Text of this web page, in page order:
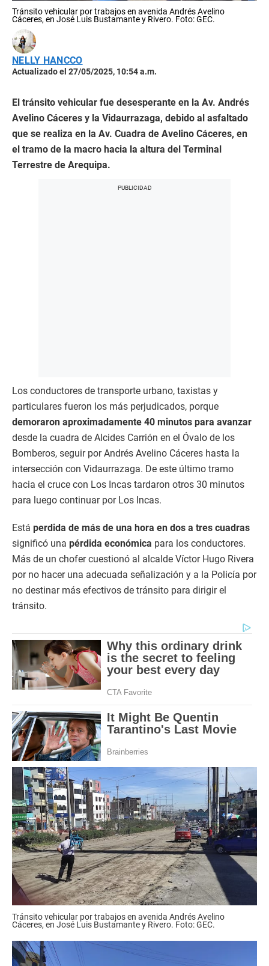
Tránsito vehicular por trabajos en avenida Andrés Avelino
Cáceres, en José Luis Bustamante y Rivero. Foto: GEC.
NELLY HANCCO
Actualizado el 27/05/2025, 10:54 a.m.
El tránsito vehicular fue desesperante en la Av. Andrés
Avelino Cáceres y la Vidaurrazaga, debido al asfaltado
que se realiza en la Av. Cuadra de Avelino Cáceres, en
el tramo de la macro hacia la altura del Terminal
Terrestre de Arequipa.
Los conductores de transporte urbano, taxistas y
particulares fueron los más perjudicados, porque
demoraron aproximadamente 40 minutos para avanzar
desde la cuadra de Alcides Carrión en el Óvalo de los
Bomberos, seguir por Andrés Avelino Cáceres hasta la
intersección con Vidaurrazaga. De este último tramo
hacia el cruce con Los Incas tardaron otros 30 minutos
para luego continuar por Los Incas.
Está perdida de más de una hora en dos a tres cuadras
significó una pérdida económica para los conductores.
Más de un chofer cuestionó al alcalde Víctor Hugo Rivera
por no hacer una adecuada señalización y a la Policía por
no destinar más efectivos de tránsito para dirigir el
tránsito.
Tránsito vehicular por trabajos en avenida Andrés Avelino
Cáceres, en José Luis Bustamante y Rivero. Foto: GEC.